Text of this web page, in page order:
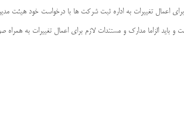
اعمال تغییرات به اداره ثبت شرکت ها با درخواست خود هیئت
الزاما مدارک و مستندات لازم برای اعمال تغییرات به همراه